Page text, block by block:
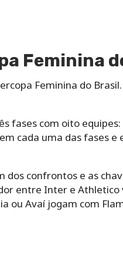
Feminina
Feminina do
fases com oito
cada uma das fases e
confrontos e as
entre Inter e
ou Avaí jogam com